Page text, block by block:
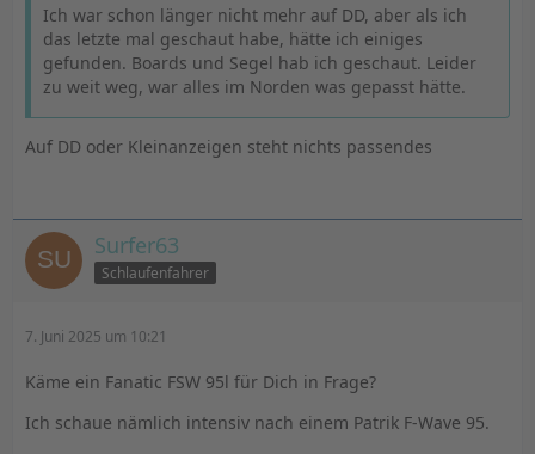
Ich war schon länger nicht mehr auf DD, aber als ich
das letzte mal geschaut habe, hätte ich einiges
gefunden. Boards und Segel hab ich geschaut. Leider
zu weit weg, war alles im Norden was gepasst hätte.
Auf DD oder Kleinanzeigen steht nichts passendes
Surfer63
Schlaufenfahrer
7. Juni 2025 um 10:21
Käme ein Fanatic FSW 95l für Dich in Frage?
Ich schaue nämlich intensiv nach einem Patrik F-Wave 95.